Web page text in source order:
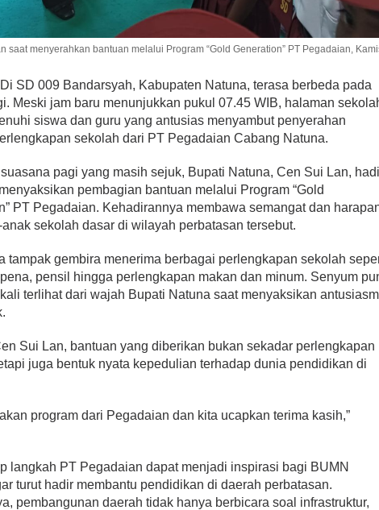
saat menyerahkan bantuan melalui Program “Gold Generation” PT Pegadaian,
SD 009 Bandarsyah, Kabupaten Natuna, terasa berbeda pada
Meski jam baru menunjukkan pukul 07.45 WIB, halaman
siswa dan guru yang antusias menyambut penyerahan
sekolah dari PT Pegadaian Cabang Natuna.
pagi yang masih sejuk, Bupati Natuna, Cen Sui Lan,
pembagian bantuan melalui Program “Gold
PT Pegadaian. Kehadirannya membawa semangat dan
sekolah dasar di wilayah perbatasan tersebut.
tampak gembira menerima berbagai perlengkapan sekolah
pensil hingga perlengkapan makan dan minum. Senyum
terlihat dari wajah Bupati Natuna saat menyaksikan
Sui Lan, bantuan yang diberikan bukan sekadar perlengkapan
juga bentuk nyata kepedulian terhadap dunia pendidikan di
program dari Pegadaian dan kita ucapkan terima kasih,”
langkah PT Pegadaian dapat menjadi inspirasi bagi BUMN
turut hadir membantu pendidikan di daerah perbatasan.
pembangunan daerah tidak hanya berbicara soal infrastruktur,